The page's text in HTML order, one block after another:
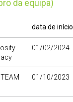
da equipa)
data de início
01/02/2024
01/10/2023